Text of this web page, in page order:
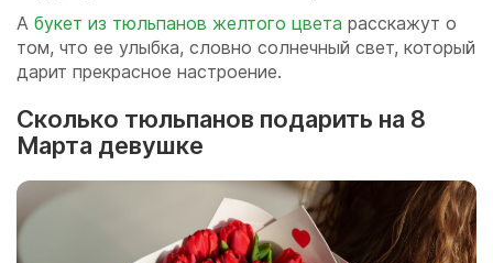
А букет из тюльпанов желтого цвета расскажут о
том, что ее улыбка, словно солнечный свет, который
дарит прекрасное настроение.
Сколько тюльпанов подарить на 8
Марта девушке